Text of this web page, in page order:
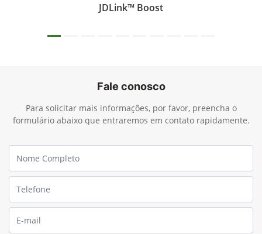
JDLink™ Boost
Fale conosco
Para solicitar mais informações, por favor, preencha o
formulário abaixo que entraremos em contato rapidamente.